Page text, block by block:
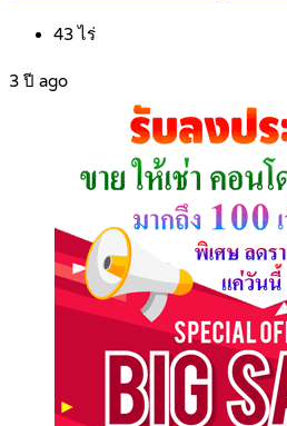
43ไร่
3 ปี ago